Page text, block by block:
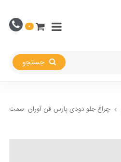
0
چراغ جلو دودی پارس فن آوران -سمت